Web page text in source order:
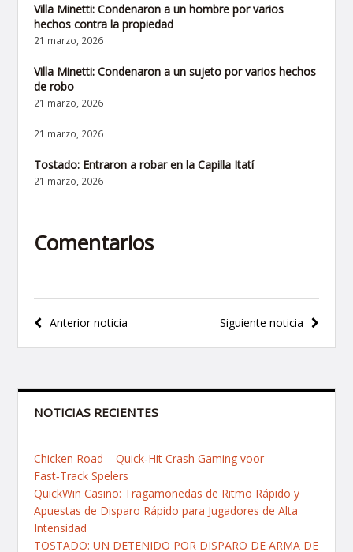
Villa Minetti: Condenaron a un hombre por varios
hechos contra la propiedad
21 marzo, 2026
Villa Minetti: Condenaron a un sujeto por varios hechos
de robo
21 marzo, 2026
21 marzo, 2026
Tostado: Entraron a robar en la Capilla Itatí
21 marzo, 2026
Comentarios
Navegación
de
Siguiente noticia
Anterior noticia
NOTICIAS RECIENTES
Chicken Road – Quick‑Hit Crash Gaming voor
Fast‑Track Spelers
QuickWin Casino: Tragamonedas de Ritmo Rápido y
Apuestas de Disparo Rápido para Jugadores de Alta
Intensidad
TOSTADO: UN DETENIDO POR DISPARO DE ARMA DE